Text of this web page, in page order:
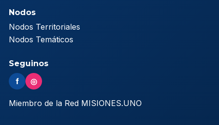
Nodos
Nodos Territoriales
Nodos Temáticos
Seguinos
f ◎
Miembro de la Red MISIONES.UNO